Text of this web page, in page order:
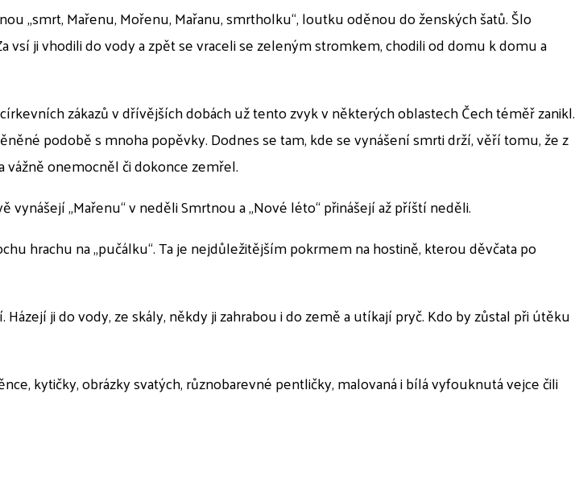
„smrt, Mařenu, Mořenu, Mařanu, smrtholku“, loutku oděnou do ženských šatů. Šlo
ji vhodili do vody a zpět se vraceli se zeleným stromkem, chodili od domu k domu a
zákazů v dřívějších dobách už tento zvyk v některých oblastech Čech téměř zanikl.
podobě s mnoha popěvky. Dodnes se tam, kde se vynášení smrti drží, věří tomu, že z
onemocněl či dokonce zemřel.
vynášejí „Mařenu“ v neděli Smrtnou a „Nové léto“ přinášejí až příští neděli.
hrachu na „pučálku“. Ta je nejdůležitějším pokrmem na hostině, kterou děvčata po
ji do vody, ze skály, někdy ji zahrabou i do země a utíkají pryč. Kdo by zůstal při útěku
kytičky, obrázky svatých, různobarevné pentličky, malovaná i bílá vyfouknutá vejce čili